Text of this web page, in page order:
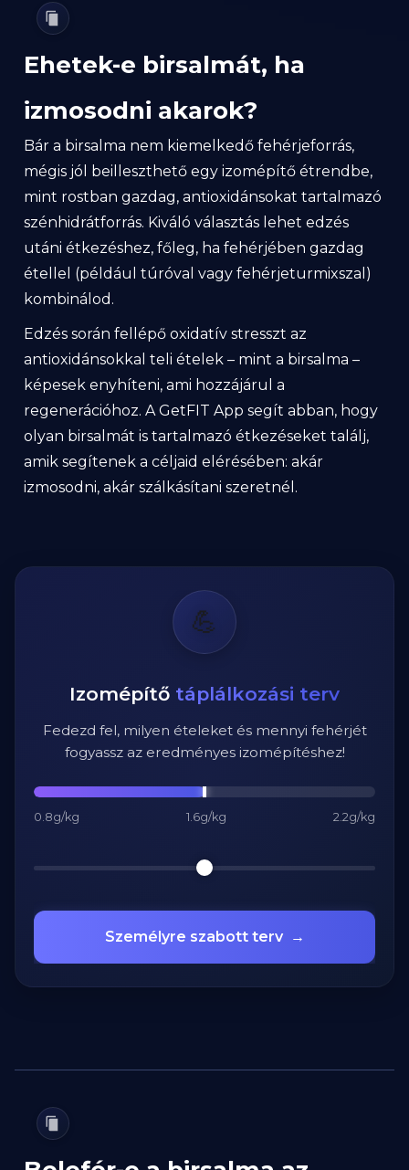
Ehetek-e birsalmát, ha
izmosodni akarok?
Bár a birsalma nem kiemelkedő fehérjeforrás,
mégis jól beilleszthető egy izomépítő étrendbe,
mint rostban gazdag, antioxidánsokat tartalmazó
szénhidrátforrás. Kiváló választás lehet edzés
utáni étkezéshez, főleg, ha fehérjében gazdag
étellel (például túróval vagy fehérjeturmixszal)
kombinálod.
Edzés során fellépő oxidatív stresszt az
antioxidánsokkal teli ételek – mint a birsalma –
képesek enyhíteni, ami hozzájárul a
regenerációhoz. A GetFIT App segít abban, hogy
olyan birsalmát is tartalmazó étkezéseket találj,
amik segítenek a céljaid elérésében: akár
izmosodni, akár szálkásítani szeretnél.
💪
Izomépítő táplálkozási terv
Fedezd fel, milyen ételeket és mennyi fehérjét
fogyassz az eredményes izomépítéshez!
0.8g/kg 1.6g/kg 2.2g/kg
Személyre szabott terv →